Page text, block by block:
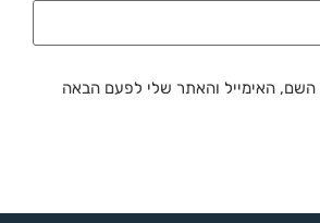
האימייל והאתר שלי לפעם הבאה